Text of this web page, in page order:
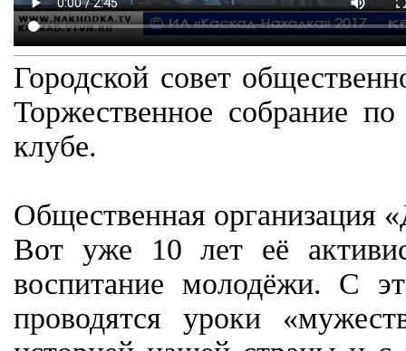
Городской совет
Торжественное собрание
клубе.
Общественная организация
Вот уже 10 лет её
воспитание молодёжи. С
проводятся уроки